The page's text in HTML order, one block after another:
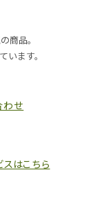
商品。
ます。
わせ
はこちら